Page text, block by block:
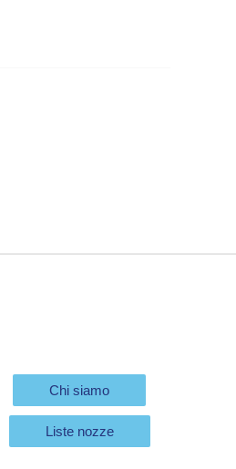
Chi siamo
Liste nozze